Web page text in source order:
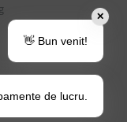
✕
👋 Bun venit!
de lucru.